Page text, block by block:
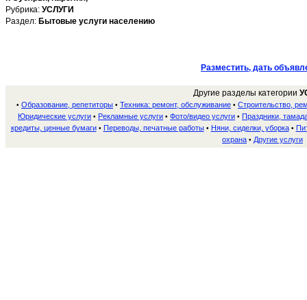
Рубрика: УСЛУГИ
Раздел: Бытовые услуги населению
Разместить, дать
Другие разделы категории
• Образование, репетиторы • Техника: ремонт, обслуживание • Строительство,
Юридические услуги • Рекламные услуги • Фото/видео услуги • Праздники,
кредиты, ценные бумаги• Переводы, печатные работы• Няни, сиделки, уборка•
охрана • Другие услуги